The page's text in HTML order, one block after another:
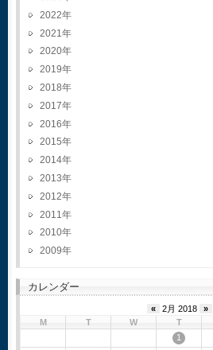
2022
2021
2020
2019
2018
2017
2016
2015
2014
2013
2012
2011
2010
2009
カレンダー
« 2月 2018
»
M
T W T
1